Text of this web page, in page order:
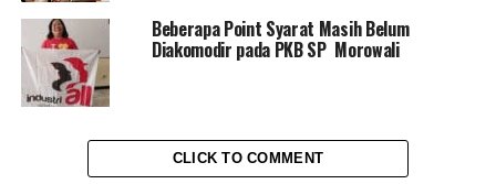
Beberapa Point Syarat Masih Belum
Diakomodir pada PKB SP Morowali
CLICK TO COMMENT